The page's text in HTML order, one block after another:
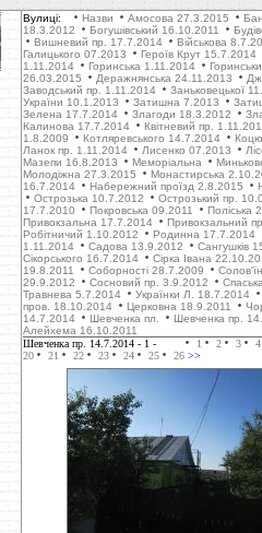
Вулиці: Назви Амосова 27.3.2015
18.3.2012
Богушівський 16.10.2011
Вишневий пр. 17.7.2014
Військова
Галицького 07.2013
Героїв Крут 15.7.2014
1.11.2014
Горинська 1.11.2014
26.03.2015
Деражнянська 24.11.2013
Заводський пр. 1.11.2014
Заньковецької
України 10.1.2013
Затишна 7.2013
Зелена 17.7.2014
Злагоди 18.3.2012
Калинова 17.7.2014
Квітневий пр.
1.8.2009
Котляревського 14.7.2014
Ланок пр. 1.11.2014
Лисенко 07.2013
Мазепи 16.8.2013
Меморіальна
Молодіжна 27.3.2015
Монастирська
16.7.2014
Набережний проїзд 2.8.2015
Острозька 10.7.2012
Острозький пр.
17.7.2010
Покровська 09.2011 Поліська
Привокзальна 17.7.2014
Привокзальний
Робітничий 1.10.2012
Родинна 17.7.2014
1.11.2014
Садова 13.9.2012 Сангушків
Сікорського 16.7.2014
Сірка Івана
19.8.2011
Соборності 28.7.2009
29.9.2012
Cосновий пр. 3.9.2012
Травнева 5.7.2014
Українки Л. 18.7.2014
пров. 18.10.2014
Церковна 18.9.2011
14.7.2014
Шевченка пл. Шевченка пр.
Алейхема 16.10.2011
Шевченка пр. 14.7.2014 - 1 - 1 2 3 4
20
21 22 23 24 25 26 >>